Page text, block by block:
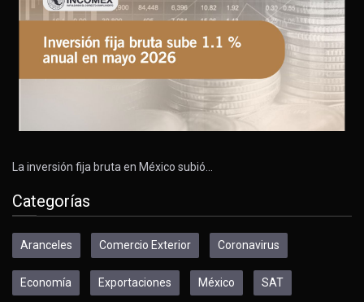
La inversión fija bruta en México subió…
Categorías
Aranceles Comercio Exterior Coronavirus
Economía Exportaciones México SAT